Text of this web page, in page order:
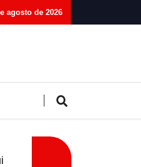
agosto de 2026